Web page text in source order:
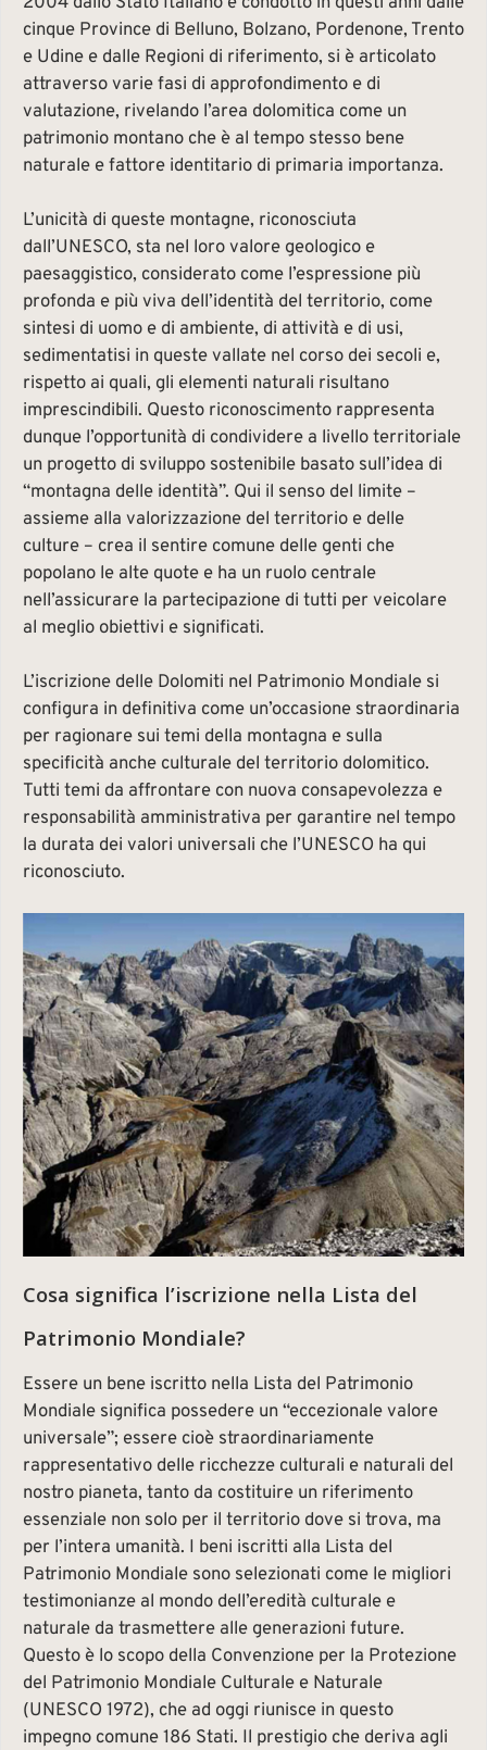
cinque Province di Belluno, Bolzano, Pordenone, Trento
e Udine e dalle Regioni di riferimento, si è articolato
attraverso varie fasi di approfondimento e di
valutazione, rivelando l’area dolomitica come un
patrimonio montano che è al tempo stesso bene
naturale e fattore identitario di primaria importanza.
L’unicità di queste montagne, riconosciuta
dall’UNESCO, sta nel loro valore geologico e
paesaggistico, considerato come l’espressione più
profonda e più viva dell’identità del territorio, come
sintesi di uomo e di ambiente, di attività e di usi,
sedimentatisi in queste vallate nel corso dei secoli e,
rispetto ai quali, gli elementi naturali risultano
imprescindibili. Questo riconoscimento rappresenta
dunque l’opportunità di condividere a livello territoriale
un progetto di sviluppo sostenibile basato sull’idea di
“montagna delle identità”. Qui il senso del limite –
assieme alla valorizzazione del territorio e delle
culture – crea il sentire comune delle genti che
popolano le alte quote e ha un ruolo centrale
nell’assicurare la partecipazione di tutti per veicolare
al meglio obiettivi e significati.
L’iscrizione delle Dolomiti nel Patrimonio Mondiale si
configura in definitiva come un’occasione straordinaria
per ragionare sui temi della montagna e sulla
specificità anche culturale del territorio dolomitico.
Tutti temi da affrontare con nuova consapevolezza e
responsabilità amministrativa per garantire nel tempo
la durata dei valori universali che l’UNESCO ha qui
riconosciuto.
Cosa significa l’iscrizione nella Lista del
Patrimonio Mondiale?
Essere un bene iscritto nella Lista del Patrimonio
Mondiale significa possedere un “eccezionale valore
universale”; essere cioè straordinariamente
rappresentativo delle ricchezze culturali e naturali del
nostro pianeta, tanto da costituire un riferimento
essenziale non solo per il territorio dove si trova, ma
per l’intera umanità. I beni iscritti alla Lista del
Patrimonio Mondiale sono selezionati come le migliori
testimonianze al mondo dell’eredità culturale e
naturale da trasmettere alle generazioni future.
Questo è lo scopo della Convenzione per la Protezione
del Patrimonio Mondiale Culturale e Naturale
(UNESCO 1972), che ad oggi riunisce in questo
impegno comune 186 Stati. Il prestigio che deriva agli